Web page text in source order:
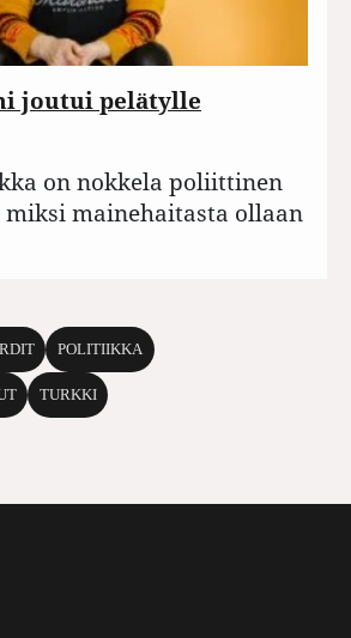
joutui pelätylle
on nokkela poliittinen
mainehaitasta ollaan
POLITIIKKA
TURKKI